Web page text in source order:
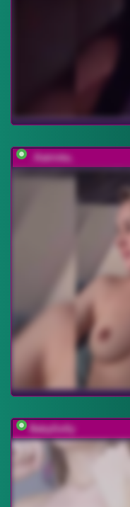
_Katrinka_
BabyGolly